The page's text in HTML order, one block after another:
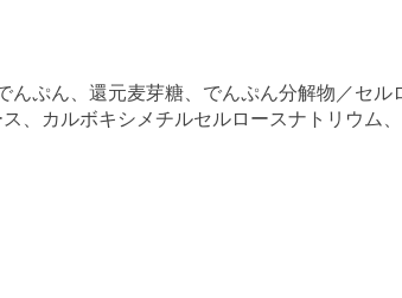
ぷん、還元麦芽糖、でんぷん分解物／セ
、カルボキシメチルセルロースナトリウム